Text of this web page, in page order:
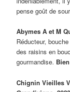
pense goût de
Abymes A et M
Réducteur,
des raisins en
gourmandise.
Chignin Vieilles